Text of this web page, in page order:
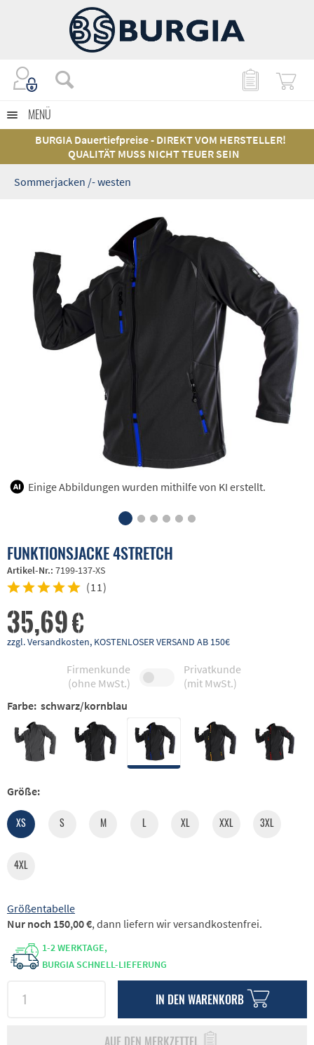
MENÜ
BURGIA Dauertiefpreise - DIREKT VOM HERSTELLER!
QUALITÄT MUSS NICHT TEUER SEIN
Sommerjacken /- westen
Einige Abbildungen wurden mithilfe von KI erstellt.
FUNKTIONSJACKE 4STRETCH
Artikel-Nr.: 7199-137-XS
(11)
35,69 €
zzgl. Versandkosten, KOSTENLOSER VERSAND AB 150€
Firmenkunde
(ohne MwSt.)
Privatkunde
(mit MwSt.)
Farbe: schwarz/kornblau
Größe:
XS S M L XL XXL 3XL
4XL
Größentabelle
1-2 WERKTAGE,
BURGIA SCHNELL-LIEFERUNG
IN DEN WARENKORB
AUF DEN MERKZETTEL
Nur noch 150,00 €, dann liefern wir versandkostenfrei.